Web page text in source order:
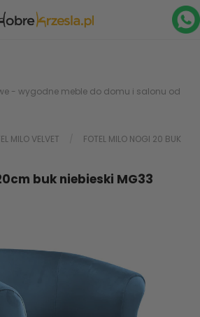
- wygodne meble do domu i salonu od
MILO VELVET FOTEL MILO NOGI 20 BUK
buk niebieski MG33